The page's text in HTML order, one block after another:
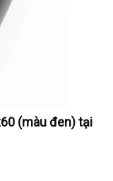
(màu đen) tại